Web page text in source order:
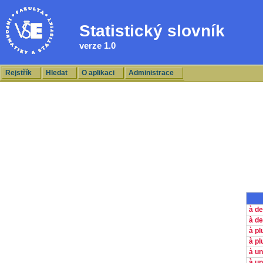
Statistický slovník
verze 1.0
Rejstřík Hledat O aplikaci Administrace
à
à
à
à
à